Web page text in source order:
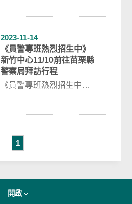
2023-11-14
《員警專班熱烈招生中》
新竹中心11/10前往苗栗縣
警察局拜訪行程
《員警專班熱烈招生中》
1
開啟